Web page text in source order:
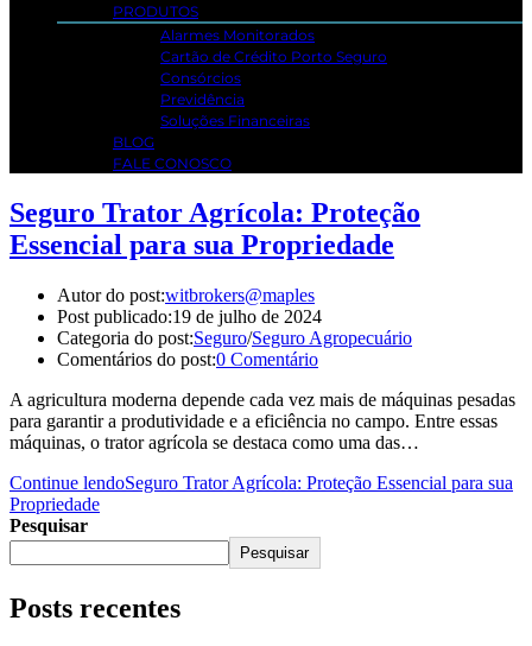
PRODUTOS
Alarmes Monitorados
Cartão de Crédito Porto Seguro
Consórcios
Previdência
Soluções Financeiras
BLOG
FALE CONOSCO
Seguro Trator Agrícola: Proteção
Essencial para sua Propriedade
Autor do post:witbrokers@maples
Post publicado:19 de julho de 2024
Categoria do post:Seguro/Seguro Agropecuário
Comentários do post:0 Comentário
A agricultura moderna depende cada vez mais de máquinas pesadas
para garantir a produtividade e a eficiência no campo. Entre essas
máquinas, o trator agrícola se destaca como uma das…
Continue lendoSeguro Trator Agrícola: Proteção Essencial para sua
Propriedade
Pesquisar
Pesquisar
Posts recentes